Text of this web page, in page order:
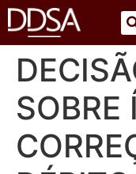
SOBRE